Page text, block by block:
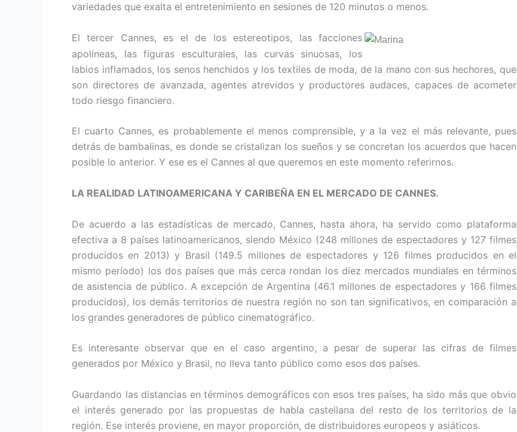
variedades que exalta el entretenimiento en sesiones de 120 minutos o menos.
El tercer Cannes, es el de los estereotipos, las facciones
apolíneas, las figuras esculturales, las curvas sinuosas, los
labios inflamados, los senos henchidos y los textiles de moda, de la mano con sus hechores, que
son directores de avanzada, agentes atrevidos y productores audaces, capaces de acometer
todo riesgo financiero.
El cuarto Cannes, es probablemente el menos comprensible, y a la vez el más relevante, pues
detrás de bambalinas, es donde se cristalizan los sueños y se concretan los acuerdos que hacen
posible lo anterior. Y ese es el Cannes al que queremos en este momento referirnos.
LA REALIDAD LATINOAMERICANA Y CARIBEÑA EN EL MERCADO DE CANNES.
De acuerdo a las estadísticas de mercado, Cannes, hasta ahora, ha servido como plataforma
efectiva a 8 países latinoamericanos, siendo México (248 millones de espectadores y 127 filmes
producidos en 2013) y Brasil (149.5 millones de espectadores y 126 filmes producidos en el
mismo período) los dos países que más cerca rondan los diez mercados mundiales en términos
de asistencia de público. A excepción de Argentina (46.1 millones de espectadores y 166 filmes
producidos), los demás territorios de nuestra región no son tan significativos, en comparación a
los grandes generadores de público cinematográfico.
Es interesante observar que en el caso argentino, a pesar de superar las cifras de filmes
generados por México y Brasil, no lleva tanto público como esos dos países.
Guardando las distancias en términos demográficos con esos tres países, ha sido más que obvio
el interés generado por las propuestas de habla castellana del resto de los territorios de la
región. Ese interés proviene, en mayor proporción, de distribuidores europeos y asiáticos.